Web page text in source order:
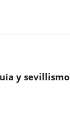
y sevillismo